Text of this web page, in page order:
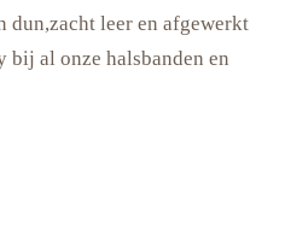
dun,zacht leer en afgewerkt
al onze halsbanden en